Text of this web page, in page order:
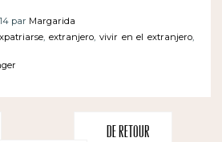
par Margarida
extranjero, vivir en el extranjero
De retour